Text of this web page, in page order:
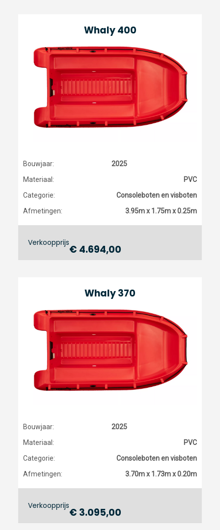
Whaly 400
Bouwjaar:
2025
Materiaal:
PVC
Categorie:
Consoleboten en visboten
Afmetingen:
3.95m x 1.75m x 0.25m
Verkoopprijs
€ 4.694,00
Whaly 370
Bouwjaar:
2025
Materiaal:
PVC
Categorie:
Consoleboten en visboten
Afmetingen:
3.70m x 1.73m x 0.20m
Verkoopprijs
€ 3.095,00